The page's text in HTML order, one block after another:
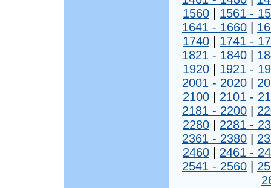
1560
1561 -
1641 - 1660
1740
1741 -
1821 - 1840
1920
1921 -
2001 - 2020
2100
2101 -
2181 - 2200
2280
2281 -
2361 - 2380
2460
2461 -
2541 - 2560